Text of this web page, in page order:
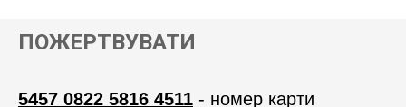
ПОЖЕРТВУВАТИ
5457 0822 5816 4511 - номер карти